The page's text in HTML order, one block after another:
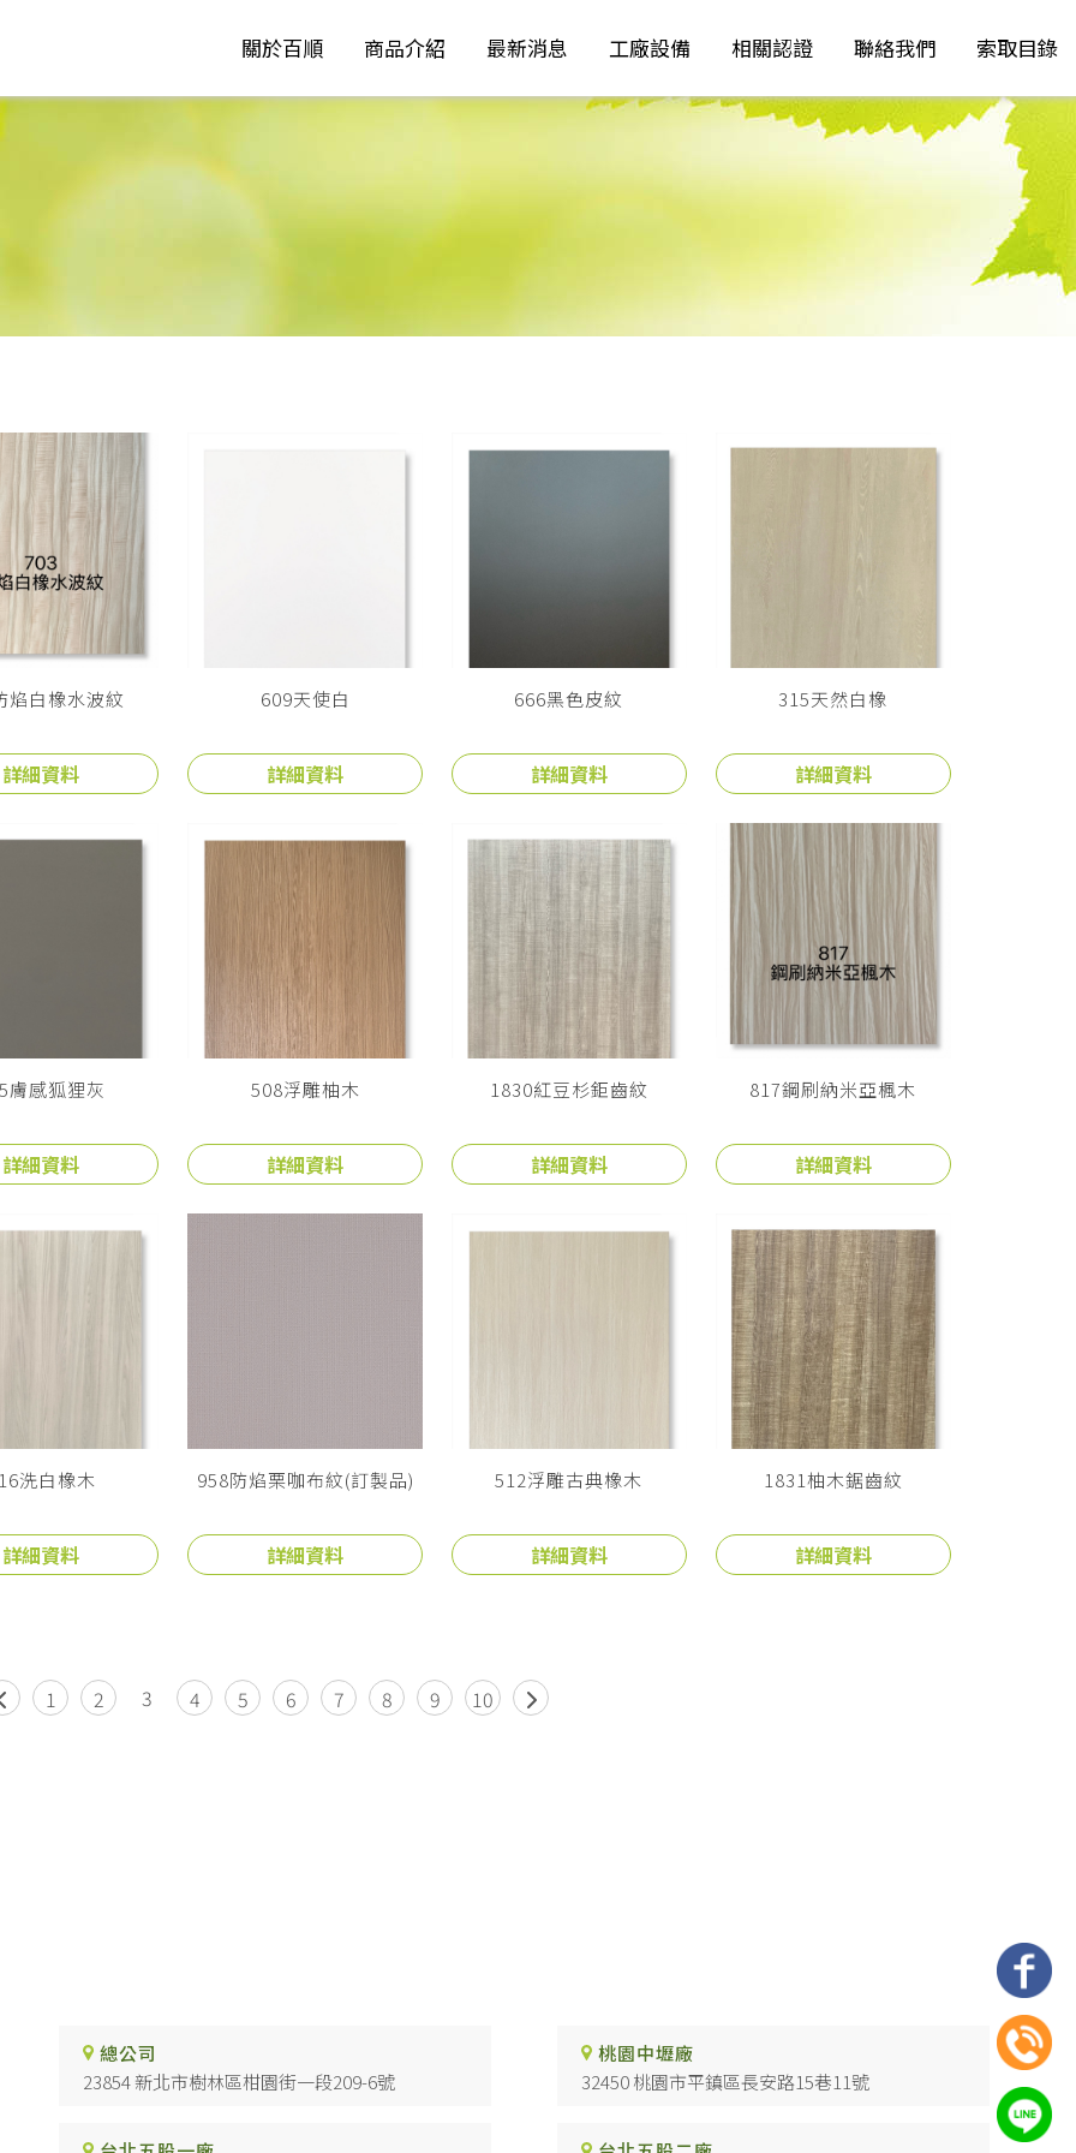
關於百順 商品介紹 最新消息 工廠設備 相關認證 聯絡我們 索取目錄
焰白橡水波紋
詳細資料
609天使白
詳細資料
666黑色皮紋
詳細資料
315天然白橡
詳細資料
膚感狐狸灰
詳細資料
508浮雕柚木
詳細資料
1830紅豆杉鉅齒紋
詳細資料
817鋼刷納米亞楓木
詳細資料
洗白橡木
詳細資料
958防焰栗咖布紋(訂製品)
詳細資料
512浮雕古典橡木
詳細資料
1831柚木鋸齒紋
詳細資料
1 2 3 4 5 6 7 8 9 10
總公司
23854 新北市樹林區柑園街一段209-6號
桃園中壢廠
32450 桃園市平鎮區長安路15巷11號